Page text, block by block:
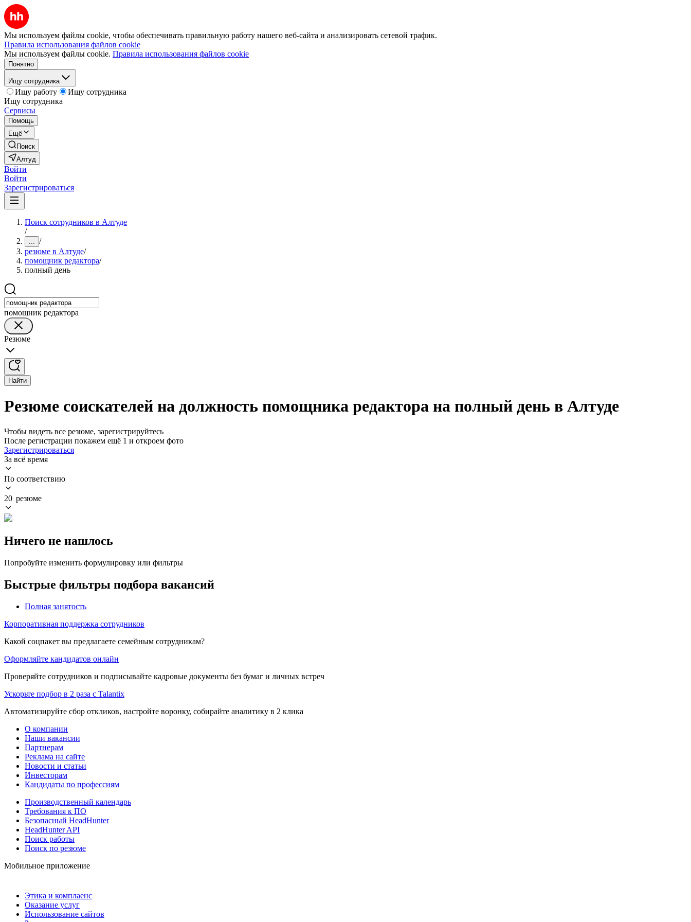
Мы используем файлы cookie, чтобы обеспечивать правильную работу нашего веб-сайта и анализировать сетевой трафик.
Правила использования файлов cookie
Мы используем файлы cookie. Правила использования файлов cookie
Понятно
Ищу сотрудника
Ищу работу
Ищу сотрудника
Ищу сотрудника
Сервисы
Помощь
Ещё
Поиск
Алтуд
Войти
Войти
Зарегистрироваться
Поиск сотрудников в Алтуде
/
... /
резюме в Алтуде/
помощник редактора/
полный день
помощник редактора
Резюме
Найти
Резюме соискателей на должность помощника редактора на полный день в Алтуде
Чтобы видеть все резюме, зарегистрируйтесь
После регистрации покажем ещё 1 и откроем фото
Зарегистрироваться
За всё время
По соответствию
20 резюме
Ничего не нашлось
Попробуйте изменить формулировку или фильтры
Быстрые фильтры подбора вакансий
Полная занятость
Корпоративная поддержка сотрудников
Какой соцпакет вы предлагаете семейным сотрудникам?
Оформляйте кандидатов онлайн
Проверяйте сотрудников и подписывайте кадровые документы без бумаг и личных встреч
Ускорьте подбор в 2 раза с Talantix
Автоматизируйте сбор откликов, настройте воронку, собирайте аналитику в 2 клика
О компании
Наши вакансии
Партнерам
Реклама на сайте
Новости и статьи
Инвесторам
Кандидаты по профессиям
Производственный календарь
Требования к ПО
Безопасный HeadHunter
HeadHunter API
Поиск работы
Поиск по резюме
Мобильное приложение
Этика и комплаенс
Оказание услуг
Использование сайтов